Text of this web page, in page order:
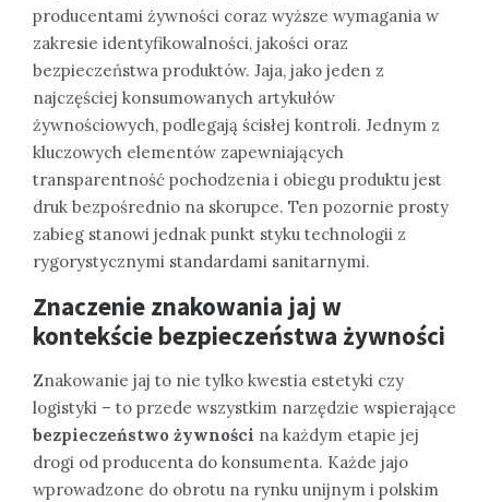
producentami żywności coraz wyższe wymagania w
zakresie identyfikowalności, jakości oraz
bezpieczeństwa produktów. Jaja, jako jeden z
najczęściej konsumowanych artykułów
żywnościowych, podlegają ścisłej kontroli. Jednym z
kluczowych elementów zapewniających
transparentność pochodzenia i obiegu produktu jest
druk bezpośrednio na skorupce. Ten pozornie prosty
zabieg stanowi jednak punkt styku technologii z
rygorystycznymi standardami sanitarnymi.
Znaczenie znakowania jaj w
kontekście bezpieczeństwa żywności
Znakowanie jaj to nie tylko kwestia estetyki czy
logistyki – to przede wszystkim narzędzie wspierające
bezpieczeństwo żywności na każdym etapie jej
drogi od producenta do konsumenta. Każde jajo
wprowadzone do obrotu na rynku unijnym i polskim